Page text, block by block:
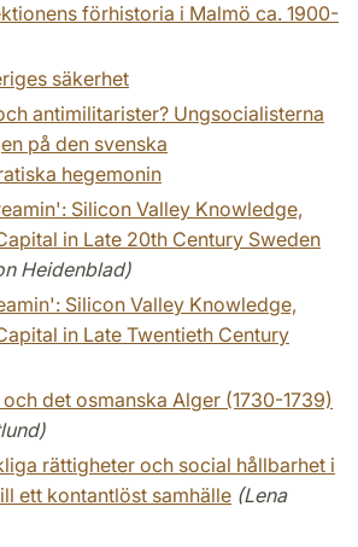
förhistoria i Malmö ca. 1900-
säkerhet
antimilitarister? Ungsocialisterna
på den svenska
hegemonin
Silicon Valley Knowledge,
in Late 20th Century Sweden
Heidenblad)
Silicon Valley Knowledge,
in Late Twentieth Century
det osmanska Alger (1730-1739)
rättigheter och social hållbarhet i
ett kontantlöst samhälle (Lena